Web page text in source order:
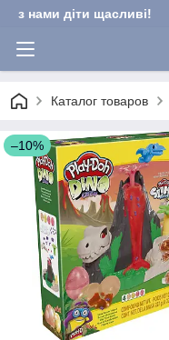
з нами діти щасливі!
Каталог товаров
–10%